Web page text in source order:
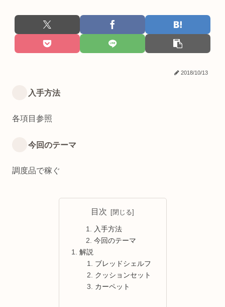
2018/10/13
入手方法
各項目参照
今回のテーマ
調度品で稼ぐ
目次
入手方法
今回のテーマ
解説
ブレッドシェルフ
クッションセット
カーペット